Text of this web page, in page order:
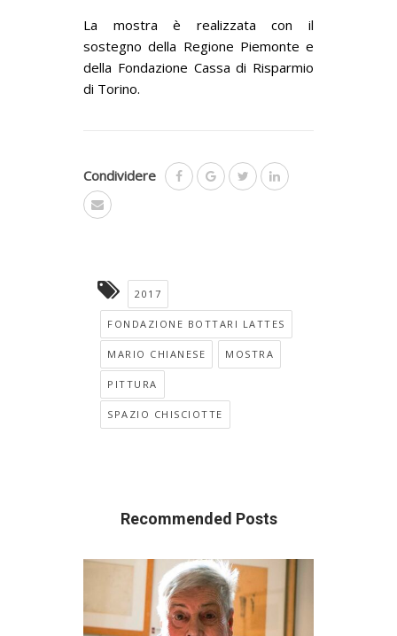
La mostra è realizzata con il
sostegno della Regione Piemonte e
della Fondazione Cassa di Risparmio
di Torino.
Condividere
2017
FONDAZIONE BOTTARI LATTES
MARIO CHIANESE MOSTRA
PITTURA
SPAZIO CHISCIOTTE
Recommended Posts